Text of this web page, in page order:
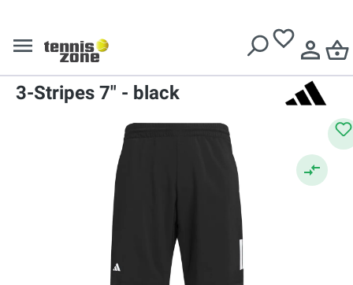
Pantaloni scurți tenis bărbați
Adidas Club Tennis Climacool
3-Stripes 7" - black